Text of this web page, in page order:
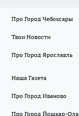
Про Город Чебоксары
Твои Новости
Про Город Ярославль
Наша Газета
Про Город Иваново
Про Город Йошкар-Ола